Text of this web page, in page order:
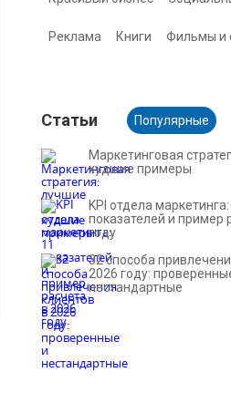
Реклама Книги Фильмы и
Cтатьи Популярные
Маркетинговая
худшие примеры
KPI отдела маркетинга:
показателей и пример
году
32 способа
2026 году:
нестандартные